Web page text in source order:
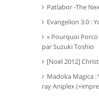
Patlabor -The
Evangelion 3.0 :
« Pourquoi
par Suzuki Toshio
[Noël 2012]
Madoka Magica
ray Aniplex